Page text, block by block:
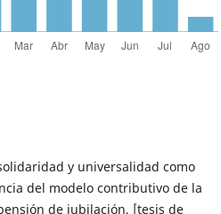
y universalidad como
del modelo contributivo de la
de jubilación, [tesis de